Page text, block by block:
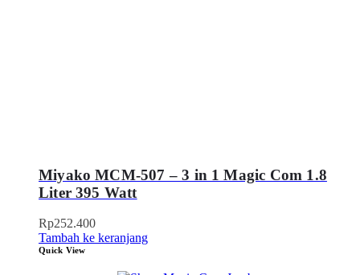
Miyako MCM-507 – 3 in 1 Magic Com 1.8
Liter 395 Watt
Rp252.400
Tambah ke keranjang
Quick View